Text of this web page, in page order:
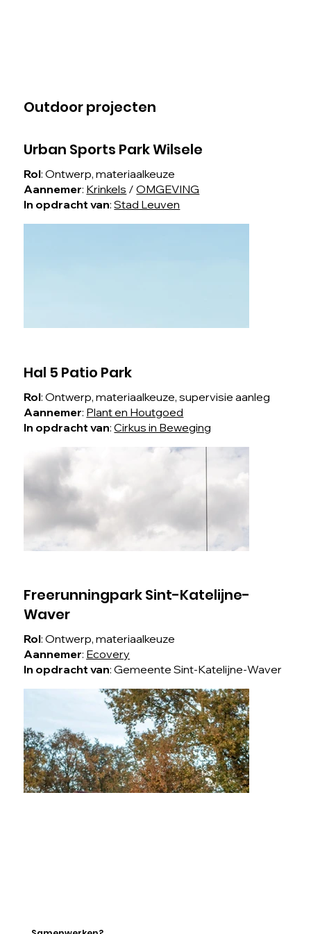
Outdoor projecten
Urban Sports Park Wilsele
Rol: Ontwerp, materiaalkeuze
Aannemer: Krinkels /OMGEVING
In opdracht van:Stad Leuven
Hal 5 Patio Park
Rol: Ontwerp, materiaalkeuze, supervisie aanleg
Aannemer: Plant en Houtgoed
In opdracht van:Cirkus in Beweging
Freerunningpark Sint-Katelijne-
Waver
Rol: Ontwerp, materiaalkeuze
Aannemer: Ecovery
In opdracht van: Gemeente Sint-Katelijne-Waver